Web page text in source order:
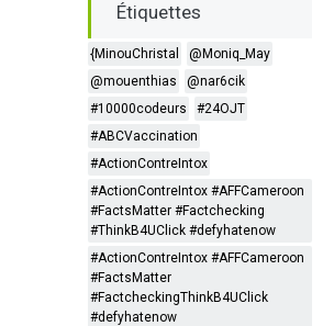
Étiquettes
{MinouChristal
@Moniq_May
@mouenthias
@nar6cik
#10000codeurs
#24OJT
#ABCVaccination
#ActionContreIntox
#ActionContreIntox #AFFCameroon
#FactsMatter #Factchecking
#ThinkB4UClick #defyhatenow
#ActionContreIntox #AFFCameroon
#FactsMatter
#FactcheckingThinkB4UClick
#defyhatenow